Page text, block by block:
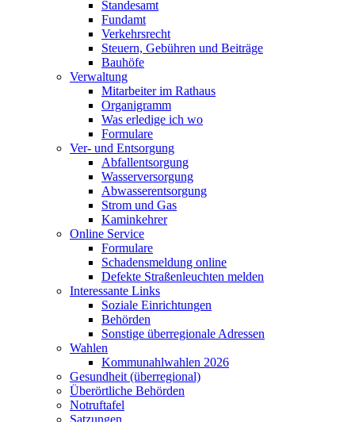
Standesamt
Fundamt
Verkehrsrecht
Steuern, Gebühren und Beiträge
Bauhöfe
Verwaltung
Mitarbeiter im Rathaus
Organigramm
Was erledige ich wo
Formulare
Ver- und Entsorgung
Abfallentsorgung
Wasserversorgung
Abwasserentsorgung
Strom und Gas
Kaminkehrer
Online Service
Formulare
Schadensmeldung online
Defekte Straßenleuchten melden
Interessante Links
Soziale Einrichtungen
Behörden
Sonstige überregionale Adressen
Wahlen
Kommunahlwahlen 2026
Gesundheit (überregional)
Überörtliche Behörden
Notruftafel
Satzungen